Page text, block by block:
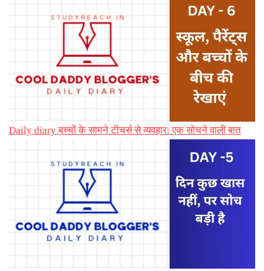
Daily diary बच्चों के सामने टीचर्स से व्यवहार: एक सोचने वाली बात